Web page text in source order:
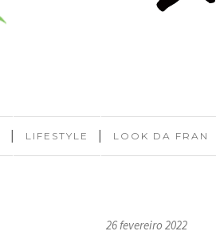
| LIFESTYLE | LOOK DA FRAN
26 fevereiro 2022